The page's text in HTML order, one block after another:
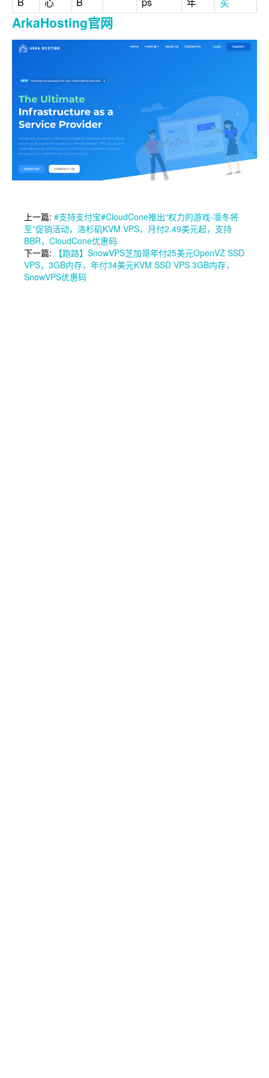
ArkaHosting官网
上一篇: #支持支付宝#CloudCone推出“权力的游戏-凛冬将
至”促销活动，洛杉矶KVM VPS，月付2.49美元起，支持
BBR，CloudCone优惠码
下一篇:
【跑路】SnowVPS芝加哥年付25美元OpenVZ SSD
VPS，3GB内存，年付34美元KVM SSD VPS 3GB内存，
SnowVPS优惠码